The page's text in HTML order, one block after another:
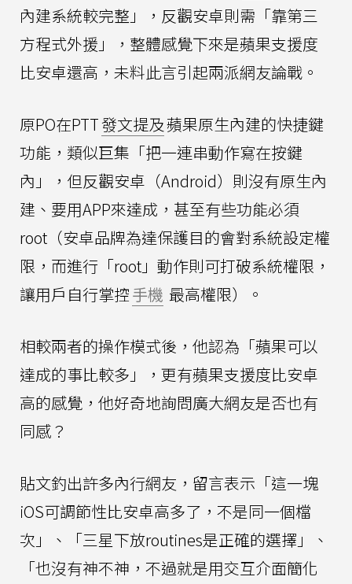
內建系統較完整」，反觀安卓則需「靠第三
方程式外援」，整體感覺下來是蘋果支援度
比安卓還高，未料此言引起兩派網友論戰。
原PO在PTT發文提及蘋果原生內建的快捷鍵
功能，類似巨集「把一連串動作寫在按鍵
內」，但反觀安卓（Android）則沒有原生內
建、要用APP來達成，甚至有些功能必須
root（安卓品牌為達保護目的會對系統設定權
限，而進行「root」動作則可打破系統權限，
讓用戶自行掌控手機 最高權限）。
相較兩者的操作模式後，他認為「蘋果可以
達成的事比較多」，更有蘋果支援度比安卓
高的感覺，他好奇地詢問廣大網友是否也有
同感？
貼文釣出許多內行網友，留言表示「這一塊
iOS可調節性比安卓高多了，不是同一個檔
次」、「三星下放routines是正確的選擇」、
「也沒有神不神，不過就是用交互介面簡化